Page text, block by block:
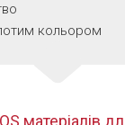
кольором
матеріалів